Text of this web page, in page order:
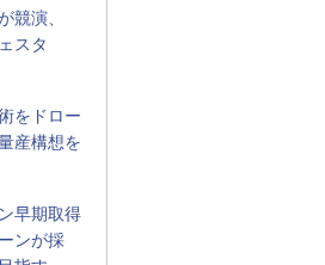
競演、
スタ
をドロー
産構想を
早期取得
ンが採